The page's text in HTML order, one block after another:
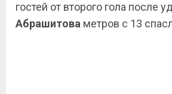
гостей от второго гола после
Абрашитова метров с 13